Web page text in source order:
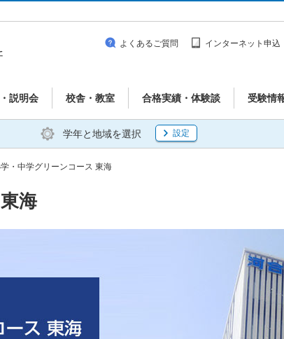
説明会 校舎・教室 合格実績・体験談 受験情
よくあるご質問 インターネット申込
学年と地域を選択 設定
・中学グリーンコース 東海
海